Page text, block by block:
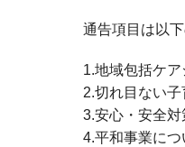
通告項目は以下
1.地域包括ケ
2.切れ目ない
3.安心・安全対
4.平和事業につ